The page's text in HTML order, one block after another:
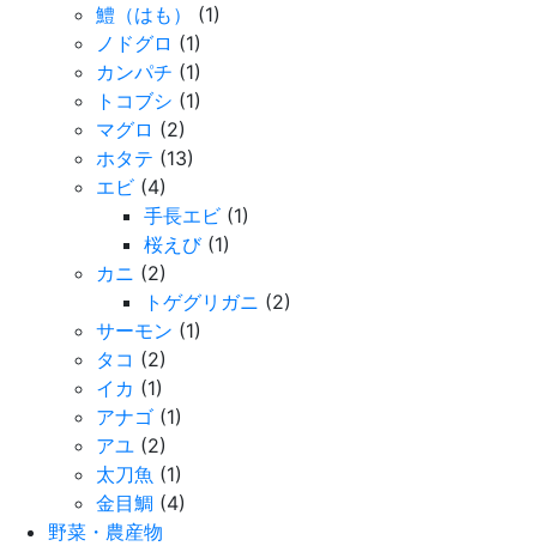
鱧（はも）
(1)
ノドグロ (1)
カンパチ (1)
トコブシ (1)
マグロ (2)
ホタテ (13)
エビ (4)
手長エビ (1)
桜えび(1)
カニ (2)
トゲグリガニ (2)
サーモン (1)
タコ (2)
イカ (1)
アナゴ (1)
アユ (2)
太刀魚 (1)
金目鯛 (4)
野菜・農産物